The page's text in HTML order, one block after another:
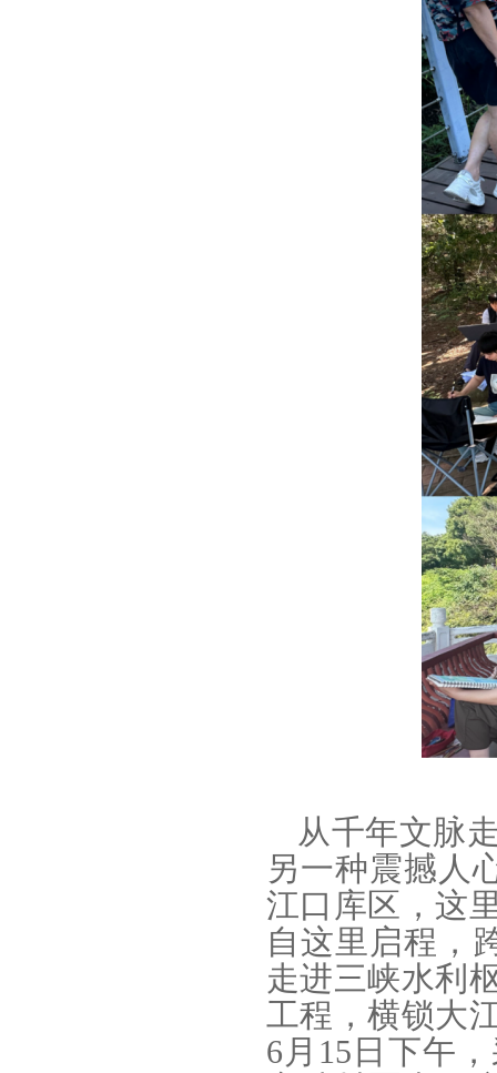
从千年文脉
另一种震撼人
江口库区，这
自这里启程，
走进三峡水利
工程，横锁大
6月15日下午